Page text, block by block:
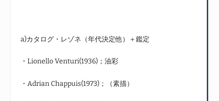
a)カタログ・レゾネ（年代決定他）＋鑑定
・Lionello Venturi(1936)；油彩
・Adrian Chappuis(1973)；（素描）